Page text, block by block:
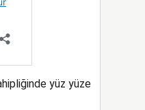
yüz yüze